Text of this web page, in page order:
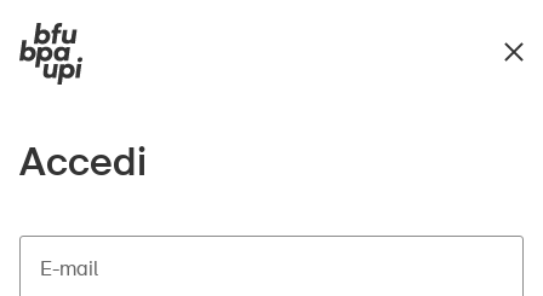
Accedi
E-mail